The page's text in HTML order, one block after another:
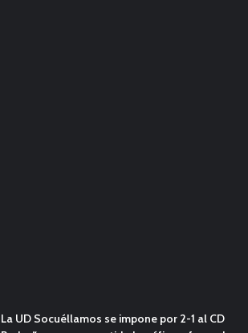
La UD Socuéllamos se impone por 2-1 al CD